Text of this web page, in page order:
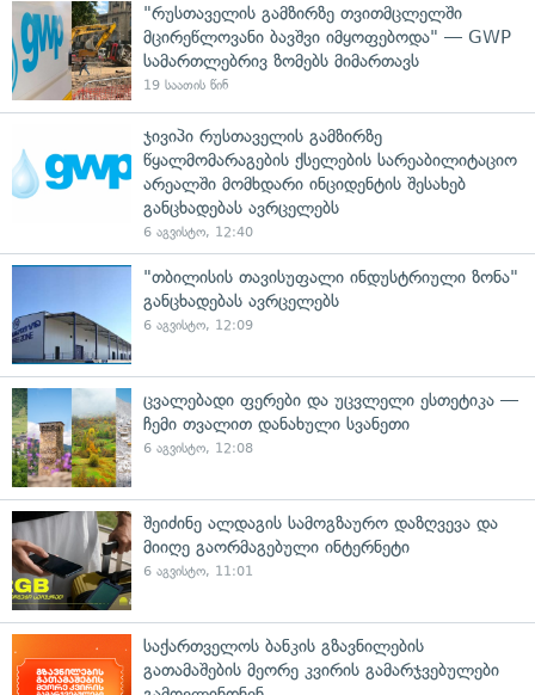
"რუსთაველის გამზირზე თვითმცლელში
მცირეწლოვანი ბავშვი იმყოფებოდა" — GWP
სამართლებრივ ზომებს მიმართავს
19 საათის წინ
ჯივიპი რუსთაველის გამზირზე
წყალმომარაგების ქსელების სარეაბილიტაციო
არეალში მომხდარი ინციდენტის შესახებ
განცხადებას ავრცელებს
6 აგვისტო, 12:40
"თბილისის თავისუფალი ინდუსტრიული ზონა"
განცხადებას ავრცელებს
6 აგვისტო, 12:09
ცვალებადი ფერები და უცვლელი ესთეტიკა —
ჩემი თვალით დანახული სვანეთი
6 აგვისტო, 12:08
შეიძინე ალდაგის სამოგზაურო დაზღვევა და
მიიღე გაორმაგებული ინტერნეტი
6 აგვისტო, 11:01
საქართველოს ბანკის გზავნილების
გათამაშების მეორე კვირის გამარჯვებულები